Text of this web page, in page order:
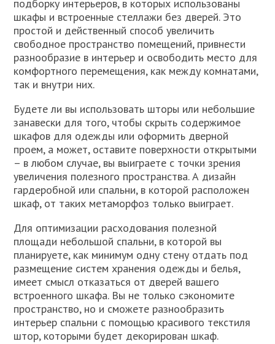
подборку интерьеров, в которых использованы
шкафы и встроенные стеллажи без дверей. Это
простой и действенный способ увеличить
свободное пространство помещений, привнести
разнообразие в интерьер и освободить место для
комфортного перемещения, как между комнатами,
так и внутри них.
Будете ли вы использовать шторы или небольшие
занавески для того, чтобы скрыть содержимое
шкафов для одежды или оформить дверной
проем, а может, оставите поверхности открытыми
– в любом случае, вы выиграете с точки зрения
увеличения полезного пространства. А дизайн
гардеробной или спальни, в которой расположен
шкаф, от таких метаморфоз только выиграет.
Для оптимизации расходования полезной
площади небольшой спальни, в которой вы
планируете, как минимум одну стену отдать под
размещение систем хранения одежды и белья,
имеет смысл отказаться от дверей вашего
встроенного шкафа. Вы не только сэкономите
пространство, но и сможете разнообразить
интерьер спальни с помощью красивого текстиля
штор, которыми будет декорирован шкаф.